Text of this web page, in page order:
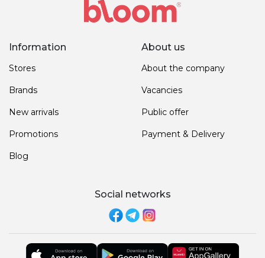
Information
Stores
Brands
New arrivals
Promotions
Blog
About us
About the company
Vacancies
Public offer
Payment & Delivery
Social networks